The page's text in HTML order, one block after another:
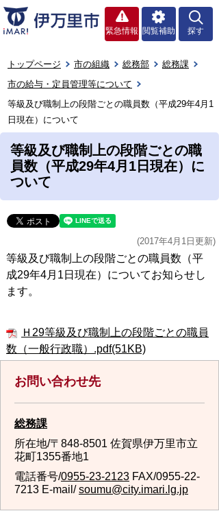
緊急情報 閲覧補助 探す
トップページ 市の組織 総務部
総務課
市の給与・定員管理等について
等級及び職制上の段階ごとの職員数（平成29年4月1
日現在）について
等級及び職制上の段階ごとの職
員数（平成29年4月1日現在）に
ついて
(2017年4月1日更新)
等級及び職制上の段階ごとの職員数（平
成29年4月1日現在）についてお知らせし
ます。
Ｈ29等級及び職制上の段階ごとの職員
数（一般行政職）.pdf(51KB)
お問い合わせ先
総務課
所在地/〒848-8501 佐賀県伊万里市立
花町1355番地1
電話番号/0955-23-2123 FAX/0955-22-
7213 E-mail/soumu@city.imari.lg.jp